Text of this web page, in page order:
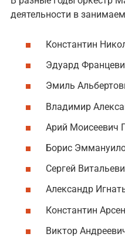
деятельности в
Константин
Эдуард
Эмиль
Владимир
Арий Моисеевич
Борис
Сергей
Александр
Константин
Виктор